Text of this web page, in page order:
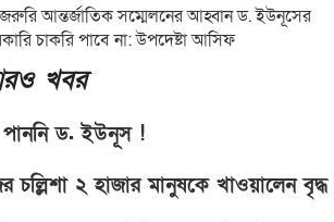
জরুরি আন্তর্জাতিক সম্মেলনের আহ্বান ড. ইউনূসের
চাকরি পাবে না: উপদেষ্টা আসিফ
খবর
পাননি ড. ইউনূস !
চল্লিশা ২ হাজার মানুষকে খাওয়ালেন বৃদ্ধ